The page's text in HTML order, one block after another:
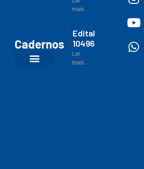
Cadernos
mais...
Edital
10496
Ler
mais...